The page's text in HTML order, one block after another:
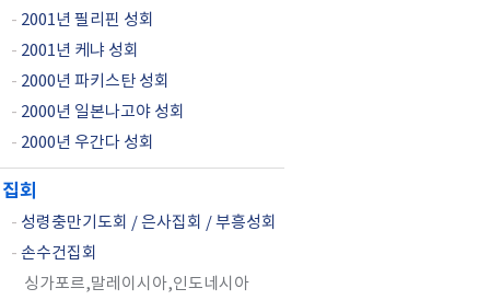
- 2001년 필리핀 성회
- 2001년 케냐 성회
- 2000년 파키스탄 성회
- 2000년 일본나고야 성회
- 2000년 우간다 성회
집회
- 성령충만기도회 / 은사집회 / 부흥성회
- 손수건집회
싱가포르,말레이시아,인도네시아